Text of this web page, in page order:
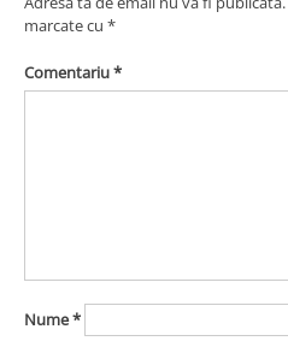
marcate cu *
Comentariu*
Nume*